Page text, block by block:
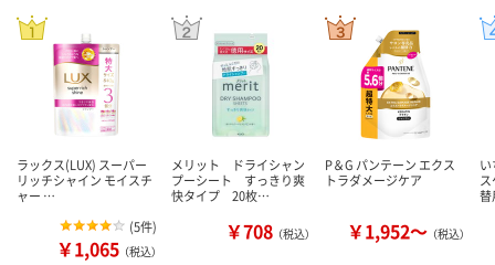
ラックス(LUX) スーパー
リッチシャイン モイスチ
ャー …
(5件)
￥1,065 （税込）
メリット ドライシャン
プーシート すっきり爽
快タイプ 20枚…
￥708 （税込）
P＆G パンテーン エクス
トラダメージケア
￥1,952～ （税込）